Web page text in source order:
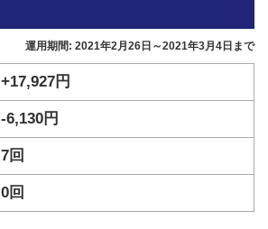
運用期間: 2021年2月26日～2021年3月4日まで
+17,927円
-6,130円
7回
0回